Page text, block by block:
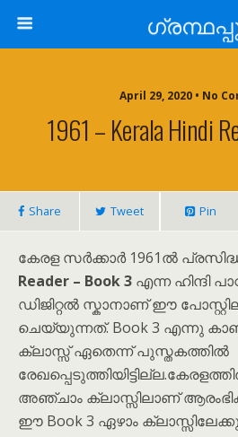
April 29, 2020 • No
1961 – Kerala Hindi
Share Tweet Pin
കേരള സർക്കാർ 1961ൽ
Reader – Book 3 എന്ന ഹിന്ദി
ഡിജിറ്റൽ സ്കാനാണ് ഈ
ചെയ്യുന്നത്. Book 3 എന്നു
ക്ലാസ്സ് ഏതെന്ന് പുസ്തകത്തിൽ
അഞ്ചാം ക്ലാസ്സിലാണ്
ഈ Book 3 ഏഴാം